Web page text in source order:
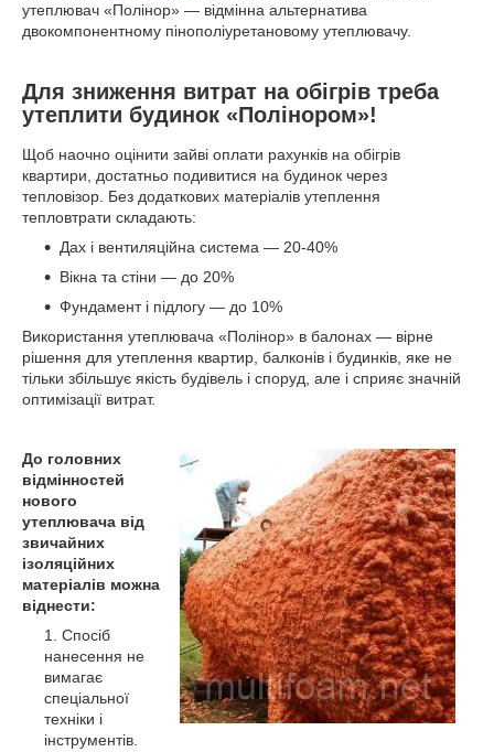
утеплювач «Полінор» — відмінна альтернатива
двокомпонентному пінополіуретановому утеплювачу.
Для зниження витрат на обігрів треба
утеплити будинок «Полінором»!
Щоб наочно оцінити зайві оплати рахунків на обігрів
квартири, достатньо подивитися на будинок через
тепловізор. Без додаткових матеріалів утеплення
тепловтрати складають:
Дах і вентиляційна система — 20-40%
Вікна та стіни — до 20%
Фундамент і підлогу — до 10%
Використання утеплювача «Полінор» в балонах — вірне
рішення для утеплення квартир, балконів і будинків, яке не
тільки збільшує якість будівель і споруд, але і сприяє значній
оптимізації витрат.
До головних
відмінностей
нового
утеплювача від
звичайних
ізоляційних
матеріалів можна
віднести:
Спосіб
нанесення не
вимагає
спеціальної
техніки і
інструментів.